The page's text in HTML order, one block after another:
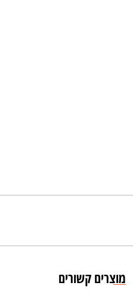
מוצרים קשורים